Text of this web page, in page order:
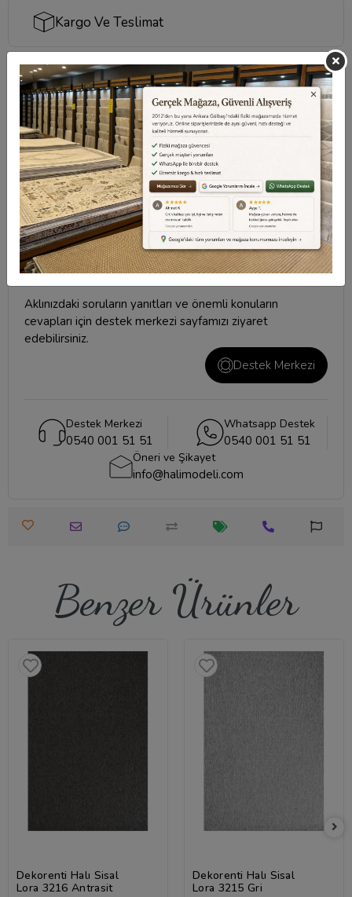
Kargo Ve Teslimat
Sıkça Sorulan Sorular
Taksit Seçenekleri
Değerlendirmeler
Destek Merkezi
Aklınızdaki soruların yanıtları ve önemli konuların
cevapları için destek merkezi sayfamızı ziyaret
edebilirsiniz.
Destek Merkezi
Destek Merkezi
0540 001 51 51
Whatsapp Destek
0540 001 51 51
Öneri ve Şikayet
info@halimodeli.com
Benzer Ürünler
Dekorenti Halı Sisal
Lora 3216 Antrasit
Dekorenti Halı Sisal
Lora 3215 Gri